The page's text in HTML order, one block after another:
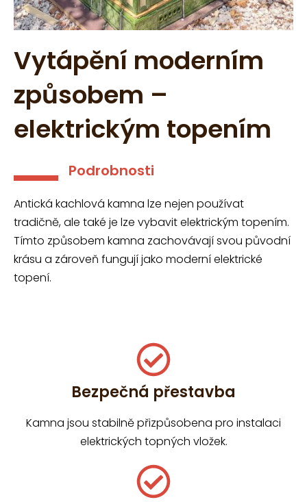
Vytápění moderním
způsobem –
elektrickým topením
Podrobnosti
Antická kachlová kamna lze nejen používat
tradičně, ale také je lze vybavit elektrickým topením.
Tímto způsobem kamna zachovávají svou původní
krásu a zároveň fungují jako moderní elektrické
topení.
Bezpečná přestavba
Kamna jsou stabilně přizpůsobena pro instalaci
elektrických topných vložek.